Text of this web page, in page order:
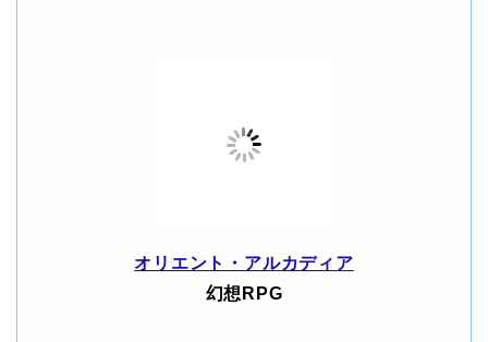
オリエント・アルカディア
幻想RPG